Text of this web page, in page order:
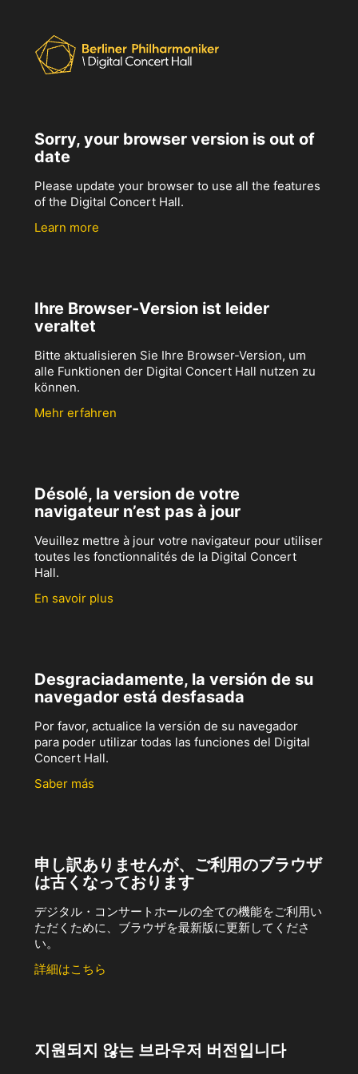
Sorry, your browser version is out of
date
Please update your browser to use all the features
of the Digital Concert Hall.
Learn more
Ihre Browser-Version ist leider
veraltet
Bitte aktualisieren Sie Ihre Browser-Version, um
alle Funktionen der Digital Concert Hall nutzen zu
können.
Mehr erfahren
Désolé, la version de votre
navigateur n’est pas à jour
Veuillez mettre à jour votre navigateur pour utiliser
toutes les fonctionnalités de la Digital Concert
Hall.
En savoir plus
Desgraciadamente, la versión de su
navegador está desfasada
Por favor, actualice la versión de su navegador
para poder utilizar todas las funciones del Digital
Concert Hall.
Saber más
申し訳ありませんが、ご利用のブラウザ
は古くなっております
デジタル・コンサートホールの全ての機能をご利用い
ただくために、ブラウザを最新版に更新してくださ
い。
詳細はこちら
지원되지 않는 브라우저 버전입니다